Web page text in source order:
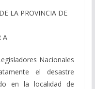
LA PROVINCIA DE
A
Nacionales
el desastre
en la localidad de